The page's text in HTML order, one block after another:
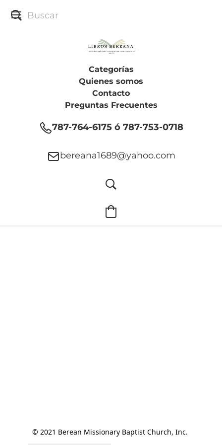
Categorías
Quienes somos
Contacto
Preguntas Frecuentes
787-764-6175 ó 787-753-0718
bereana1689@yahoo.com
© 2021 Berean Missionary Baptist Church, Inc.